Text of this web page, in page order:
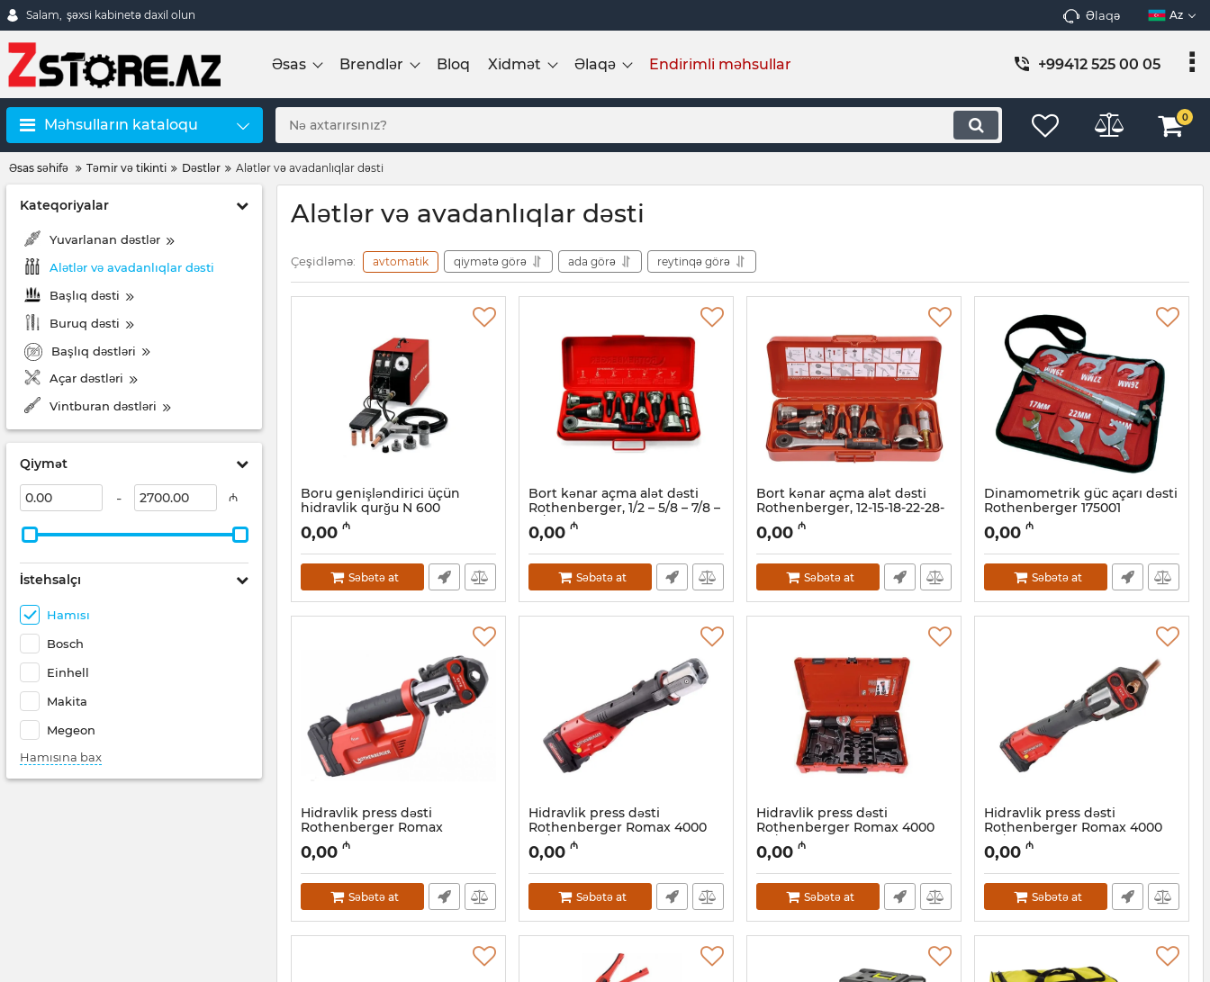
Salam, şəxsi kabinetə daxil olun Əlaqə Az
Əsas Brendlər Bloq Xidmət Əlaqə Endirimli məhsullar +99412 525 00 05
Məhsulların kataloqu 0
Əsas səhifə Təmir və tikinti Dəstlər Alətlər və avadanlıqlar dəsti
Kateqoriyalar
Yuvarlanan dəstlər
Alətlər və avadanlıqlar dəsti
Başlıq dəsti
Buruq dəsti
Başlıq dəstləri
Açar dəstləri
Vintburan dəstləri
Qiymət
- ₼
İstehsalçı
Hamısı
Bosch
Einhell
Makita
Megeon
Hamısına bax
Alətlər və avadanlıqlar dəsti
Çeşidləmə: avtomatik qiymətə görə ada görə reytinqə görə
Boru genişləndirici üçün
hidravlik qurğu N 600
Rothenberger, 13100
Artikul:
0,00 ₼
Səbətə at
Bort kənar açma alət dəsti
Rothenberger, 1/2 – 5/8 – 7/8 –
1,1/8", 22124
Artikul:
0,00 ₼
Səbətə at
Bort kənar açma alət dəsti
Rothenberger, 12-15-18-22-28-
35-42 mm, 22126
Artikul:
0,00 ₼
Səbətə at
Dinamometrik güc açarı dəsti
Rothenberger 175001
Artikul: 044001088
0,00 ₼
Səbətə at
Hidravlik press dəsti
Rothenberger Romax
Compact TT U16-20-25, 2.0Ач
(1000002119)
Artikul: 044001021
0,00 ₼
Səbətə at
Hidravlik press dəsti
Rothenberger Romax 4000
SV/ 16-20-25 мм 1000001926
Artikul:
0,00 ₼
Səbətə at
Hidravlik press dəsti
Rothenberger Romax 4000
SV/ 16-20-26 мм 1000001925
Artikul:
0,00 ₼
Səbətə at
Hidravlik press dəsti
Rothenberger Romax 4000
SV/ 15-22-28 mm 1000001924
Artikul:
0,00 ₼
Səbətə at